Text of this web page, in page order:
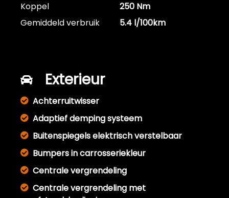
Koppel
250 Nm
Gemiddeld verbruik
5.4 l/100km
Exterieur
Achterruitwisser
Adaptief demping systeem
Buitenspiegels elektrisch verstelbaar
Bumpers in carrosseriekleur
Centrale vergrendeling
Centrale vergrendeling met